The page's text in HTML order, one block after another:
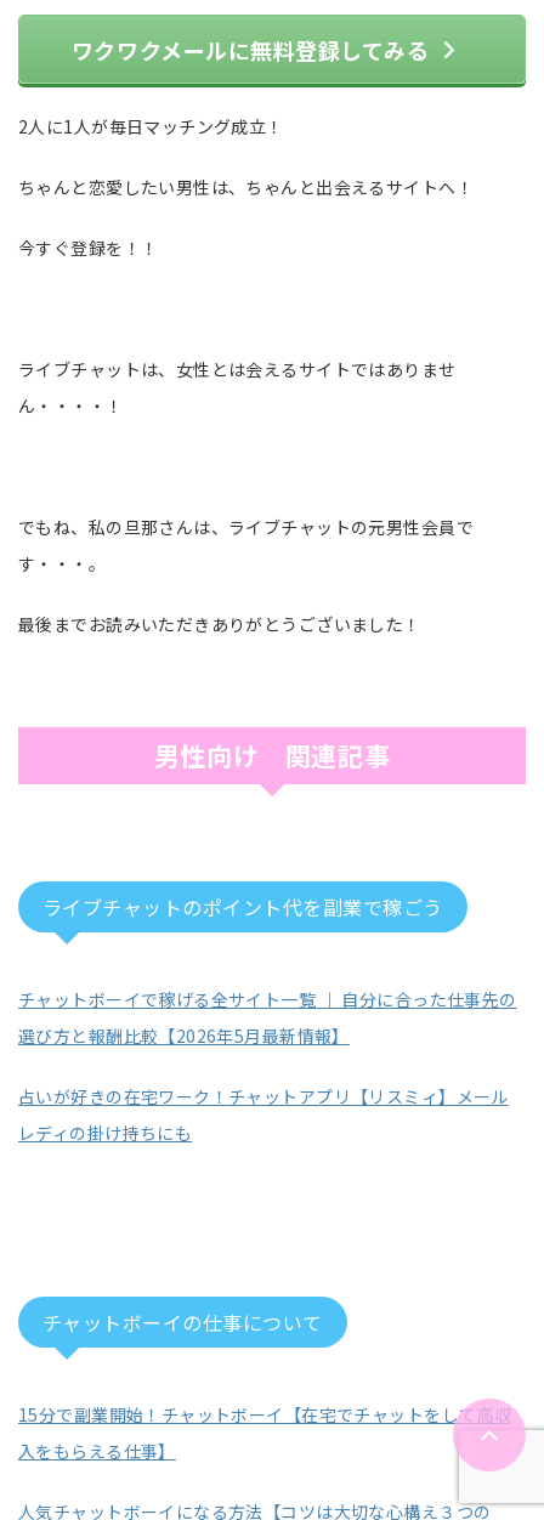
ワクワクメールに無料登録してみる
2人に1人が毎日マッチング成立！
ちゃんと恋愛したい男性は、ちゃんと出会えるサイトへ！
今すぐ登録を！！
ライブチャットは、女性とは会えるサイトではありませ
ん・・・・！
でもね、私の旦那さんは、ライブチャットの元男性会員で
す・・・。
最後までお読みいただきありがとうございました！
男性向け 関連記事
ライブチャットのポイント代を副業で稼ごう
チャットボーイで稼げる全サイト一覧 ｜ 自分に合った仕事先の
選び方と報酬比較【2026年5月最新情報】
占いが好きの在宅ワーク！チャットアプリ【リスミィ】メール
レディの掛け持ちにも
チャットボーイの仕事について
15分で副業開始！チャットボーイ【在宅でチャットをして高収
入をもらえる仕事】
人気チャットボーイになる方法【コツは大切な心構え３つの